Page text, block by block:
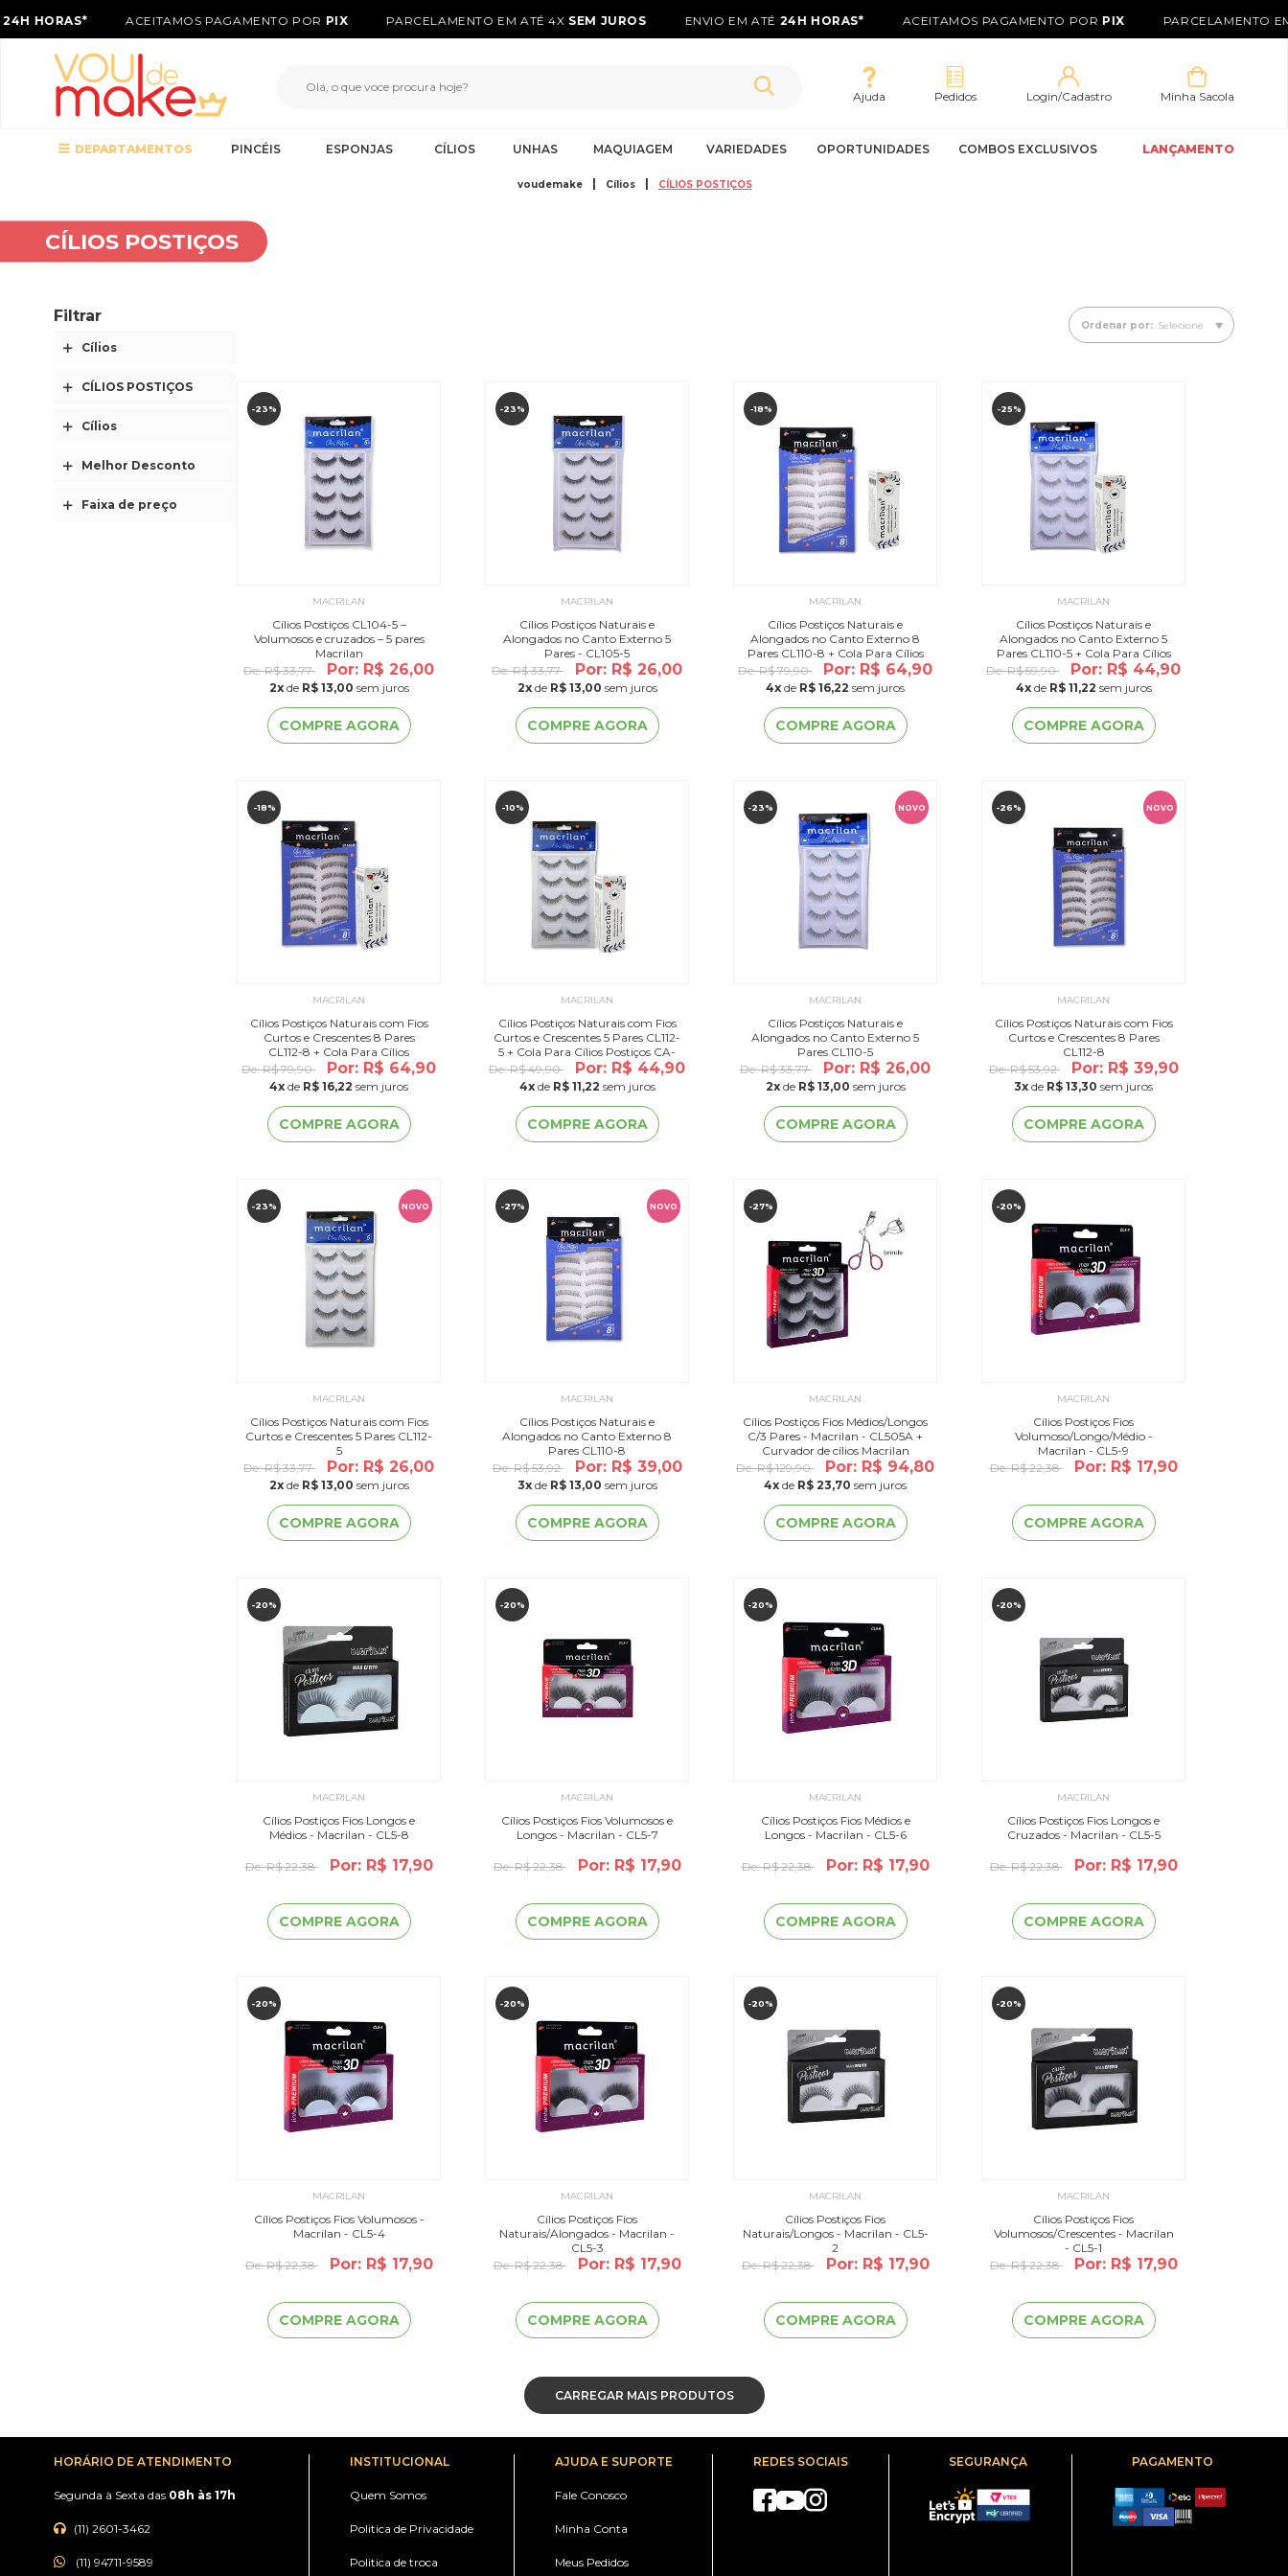
HORAS* ACEITAMOS PAGAMENTO PORPIX PARCELAMENTO EM ATÉ 4XSEM JUROS ENVIO EM ATÉ24H HORAS* ACEITAMOS PAGAMENTO PORPIX PARCELAMENTO EM
Ajuda Pedidos Login/Cadastro Minha Sacola
DEPARTAMENTOS PINCÉIS ESPONJAS CÍLIOS UNHAS MAQUIAGEM VARIEDADES OPORTUNIDADES COMBOS EXCLUSIVOS LANÇAMENTO
voudemake Cílios CÍLIOS POSTIÇOS
CÍLIOS POSTIÇOS
Filtrar
Cílios
Melhor Desconto
Faixa de preço
Ordenar por: Selecione
-23%
MACRILAN
Cílios Postiços CL104-5 –
Volumosos e cruzados – 5 pares
Macrilan
De:R$ 33,77 Por: R$ 26,00
2xde R$ 13,00 sem juros
COMPRE AGORA
-23%
MACRILAN
Cílios Postiços Naturais e
Alongados no Canto Externo 5
Pares - CL105-5
De:R$ 33,77 Por: R$ 26,00
2xde R$ 13,00 sem juros
COMPRE AGORA
-18%
MACRILAN
Cílios Postiços Naturais e
Alongados no Canto Externo 8
Pares CL110-8 + Cola Para Cílios
Postiços CA-001
De:R$ 79,90 Por: R$ 64,90
4x de R$ 16,22 sem juros
COMPRE AGORA
-25%
MACRILAN
Cílios Postiços Naturais e
Alongados no Canto Externo 5
Pares CL110-5 + Cola Para Cílios
Postiços CA-001
De:R$ 59,90 Por: R$ 44,90
4xde R$ 11,22 sem juros
COMPRE AGORA
-18%
MACRILAN
Cílios Postiços Naturais com Fios
Curtos e Crescentes 8 Pares
CL112-8 + Cola Para Cílios
Postiços CA-001
De:R$ 79,90 Por: R$ 64,90
4x de R$ 16,22 sem juros
COMPRE AGORA
-10%
MACRILAN
Cílios Postiços Naturais com Fios
Curtos e Crescentes 5 Pares CL112-
5 + Cola Para Cílios Postiços CA-
001
De:R$ 49,90 Por: R$ 44,90
4xde R$ 11,22 sem juros
COMPRE AGORA
-23% NOVO
MACRILAN
Cílios Postiços Naturais e
Alongados no Canto Externo 5
Pares CL110-5
De:R$ 33,77 Por: R$ 26,00
2xde R$ 13,00 sem juros
COMPRE AGORA
-26% NOVO
MACRILAN
Cílios Postiços Naturais com Fios
Curtos e Crescentes 8 Pares
CL112-8
De:R$ 53,92 Por: R$ 39,90
3x de R$ 13,30 sem juros
COMPRE AGORA
-23% NOVO
MACRILAN
Cílios Postiços Naturais com Fios
Curtos e Crescentes 5 Pares CL112-
5
De:R$ 33,77 Por: R$ 26,00
2xde R$ 13,00 sem juros
COMPRE AGORA
-27% NOVO
MACRILAN
Cílios Postiços Naturais e
Alongados no Canto Externo 8
Pares CL110-8
De:R$ 53,92 Por: R$ 39,00
3xde R$ 13,00 sem juros
COMPRE AGORA
-27%
MACRILAN
Cílios Postiços Fios Médios/Longos
C/3 Pares - Macrilan - CL505A +
Curvador de cílios Macrilan
De:R$ 129,90 Por: R$ 94,80
4x de R$ 23,70 sem juros
COMPRE AGORA
-20%
MACRILAN
Cílios Postiços Fios
Volumoso/Longo/Médio -
Macrilan - CL5-9
De:R$ 22,38 Por: R$ 17,90
COMPRE AGORA
-20%
MACRILAN
Cílios Postiços Fios Longos e
Médios - Macrilan - CL5-8
De:R$ 22,38 Por: R$ 17,90
COMPRE AGORA
-20%
MACRILAN
Cílios Postiços Fios Volumosos e
Longos - Macrilan - CL5-7
De:R$ 22,38 Por: R$ 17,90
COMPRE AGORA
-20%
MACRILAN
Cílios Postiços Fios Médios e
Longos - Macrilan - CL5-6
De:R$ 22,38 Por: R$ 17,90
COMPRE AGORA
-20%
MACRILAN
Cílios Postiços Fios Longos e
Cruzados - Macrilan - CL5-5
De:R$ 22,38 Por: R$ 17,90
COMPRE AGORA
-20%
MACRILAN
Cílios Postiços Fios Volumosos -
Macrilan - CL5-4
De:R$ 22,38 Por: R$ 17,90
COMPRE AGORA
-20%
MACRILAN
Cílios Postiços Fios
Naturais/Alongados - Macrilan -
CL5-3
De:R$ 22,38 Por: R$ 17,90
COMPRE AGORA
-20%
MACRILAN
Cílios Postiços Fios
Naturais/Longos - Macrilan - CL5-
2
De:R$ 22,38 Por: R$ 17,90
COMPRE AGORA
-20%
MACRILAN
Cílios Postiços Fios
Volumosos/Crescentes - Macrilan
- CL5-1
De:R$ 22,38 Por: R$ 17,90
COMPRE AGORA
CARREGAR MAIS PRODUTOS
HORÁRIO DE ATENDIMENTO
Segunda à Sexta das 08h às 17h
(11) 2601-3462
(11) 94711-9589
INSTITUCIONAL
Quem Somos
Politica de Privacidade
Politica de troca
AJUDA E SUPORTE
Fale Conosco
Minha Conta
Meus Pedidos
REDES SOCIAIS SEGURANÇA PAGAMENTO